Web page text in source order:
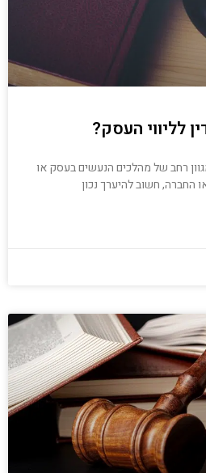
לליווי העסק?
רחב של מהלכים הנעשים בעסק או
חשוב להיערך נכון